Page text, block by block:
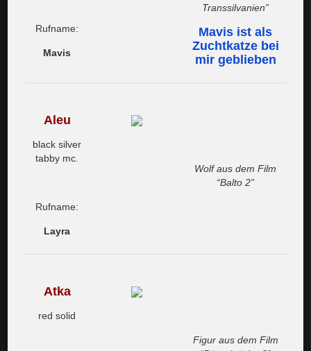
Rufname:
Mavis
Transsilvanien”
Mavis ist als
Zuchtkatze bei
mir geblieben
Aleu
black silver
tabby mc.
Rufname:
Layra
Wolf aus dem Film
“Balto 2”
Atka
red solid
Figur aus dem Film